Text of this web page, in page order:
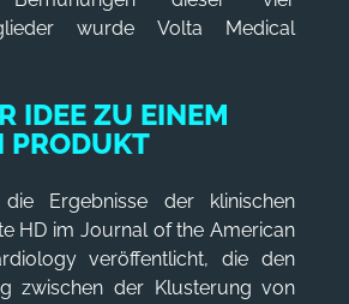
wurde Volta Medical
IDEE ZU EINEM
PRODUKT
Ergebnisse der klinischen
HD im Journal of the American
veröffentlicht, die den
zwischen der Klusterung von